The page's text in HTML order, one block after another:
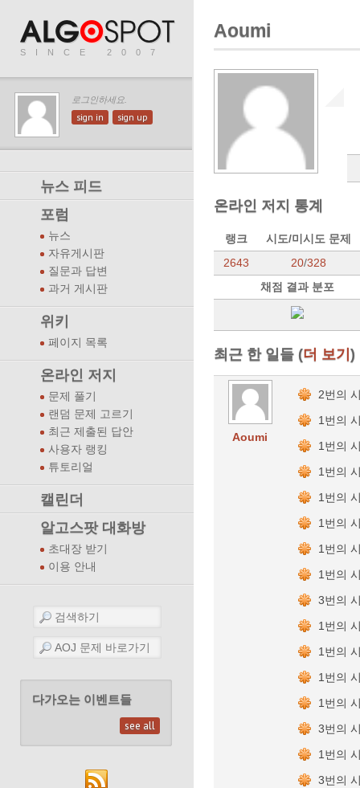
SINCE 2007
로그인하세요.
sign in sign up
뉴스 피드
포럼
뉴스
자유게시판
질문과 답변
과거 게시판
위키
페이지 목록
온라인 저지
문제 풀기
랜덤 문제 고르기
최근 제출된 답안
사용자 랭킹
튜토리얼
캘린더
알고스팟 대화방
초대장 받기
이용 안내
다가오는 이벤트들
see all
Aoumi
온라인 저지 통계
랭크
시도/미시도 문제
2643
20/328
채점 결과 분포
최근 한 일들 (더 보기)
Aoumi
2번의
1번의
1번의
1번의
1번의
1번의
1번의
1번의
3번의
1번의
1번의
1번의
1번의
3번의
1번의
3번의